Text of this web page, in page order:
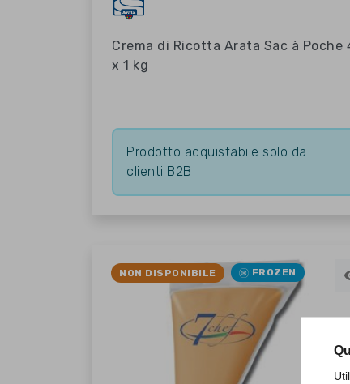
Crema di Ricotta Arata Sac à Poche
x 1 kg
Prodotto acquistabile solo da
clienti B2B
NON DISPONIBILE FROZEN